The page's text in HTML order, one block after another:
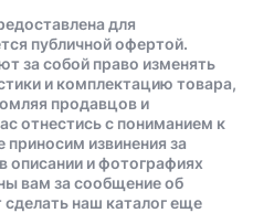
для
публичной офертой.
за собой право изменять
и комплектацию товара,
продавцов и
отнестись с пониманием к
извинения за
описании и фотографиях
вам за сообщение об
наш каталог еще